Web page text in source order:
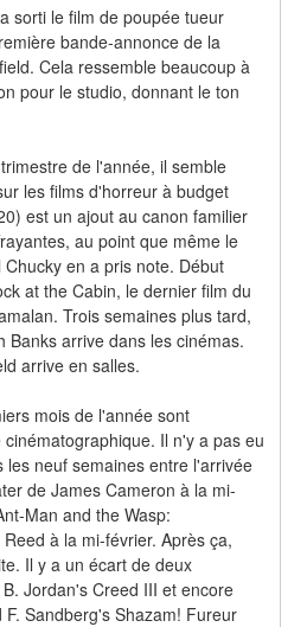
sorti le film de poupée tueur
bande-annonce de la
Cela ressemble beaucoup à
pour le studio, donnant le ton
de l'année, il semble
les films d'horreur à budget
est un ajout au canon familier
au point que même le
en a pris note. Début
at the Cabin, le dernier film du
Trois semaines plus tard,
Banks arrive dans les cinémas.
arrive en salles.
mois de l'année sont
Il n'y a pas eu
les neuf semaines entre l'arrivée
de James Cameron à la mi-
Man and the Wasp:
à la mi-février. Après ça,
Il y a un écart de deux
Jordan's Creed III et encore
Sandberg's Shazam! Fureur